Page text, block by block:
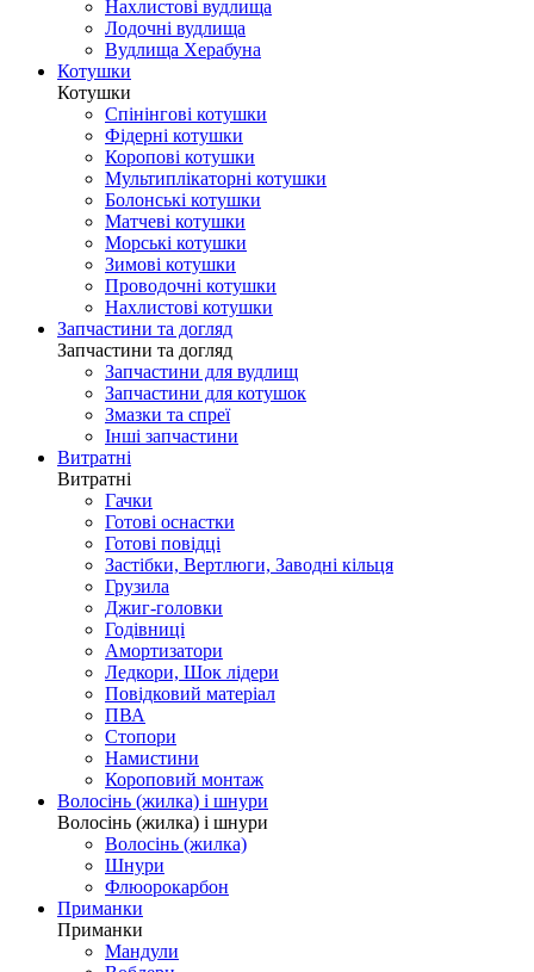
Нахлистові вудлища
Лодочні вудлища
Вудлища Херабуна
Котушки
Котушки
Спінінгові котушки
Фідерні котушки
Коропові котушки
Мультиплікаторні котушки
Болонські котушки
Матчеві котушки
Морські котушки
Зимові котушки
Проводочні котушки
Нахлистові котушки
Запчастини та догляд
Запчастини та догляд
Запчастини для вудлищ
Запчастини для котушок
Змазки та спреї
Інші запчастини
Витратні
Витратні
Гачки
Готові оснастки
Готові повідці
Застібки, Вертлюги, Заводні кільця
Грузила
Джиг-головки
Годівниці
Амортизатори
Ледкори, Шок лідери
Повідковий матеріал
ПВА
Стопори
Намистини
Короповий монтаж
Волосінь (жилка) і шнури
Волосінь (жилка) і шнури
Волосінь (жилка)
Шнури
Флюорокарбон
Приманки
Приманки
Мандули